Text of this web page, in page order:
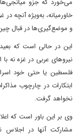
می‌خورد که جزو
خاورمیانه، به‌ویژه آنچه
و موضع‌گیری‌ها در قبال
این در حالی است که
نیروهای عربی در غزه نه
فلسطین یا حتی خود
ابتکارات در چارچوب
نخواهد گرفت.
وی بر این باور است که
مشارکت آنها در اجلاس